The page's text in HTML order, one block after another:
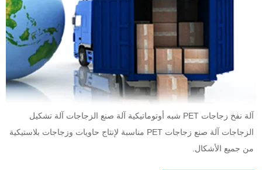
من جميع الأشكال.